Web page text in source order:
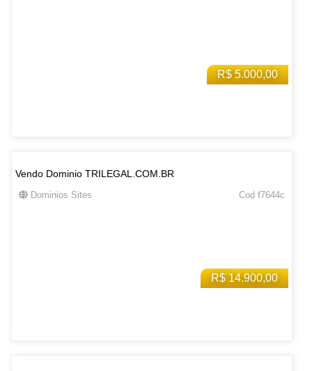
R$ 5.000,00
R$ 14.900,00
Vendo Dominio TRILEGAL.COM.BR
Dominios Sites Cod f7644c